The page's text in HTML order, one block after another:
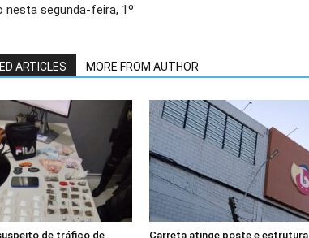
nesta segunda-feira, 1º
ARTICLES MORE FROM AUTHOR
de tráfico de
Carreta atinge poste e estrutura